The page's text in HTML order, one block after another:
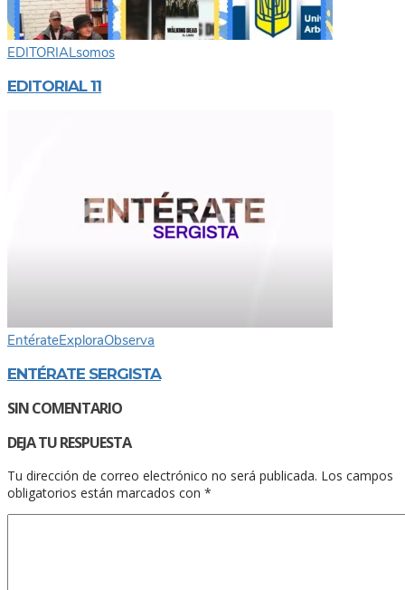
EDITORIALsomos
EDITORIAL 11
EntérateExploraObserva
ENTÉRATE SERGISTA
SIN COMENTARIO
DEJA TU RESPUESTA
Tu dirección de correo electrónico no será publicada. Los campos
obligatorios están marcados con *